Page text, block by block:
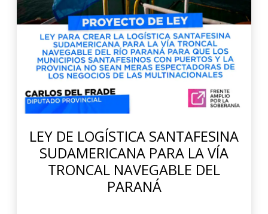
LEY DE LOGÍSTICA SANTAFESINA
SUDAMERICANA PARA LA VÍA
TRONCAL NAVEGABLE DEL
PARANÁ